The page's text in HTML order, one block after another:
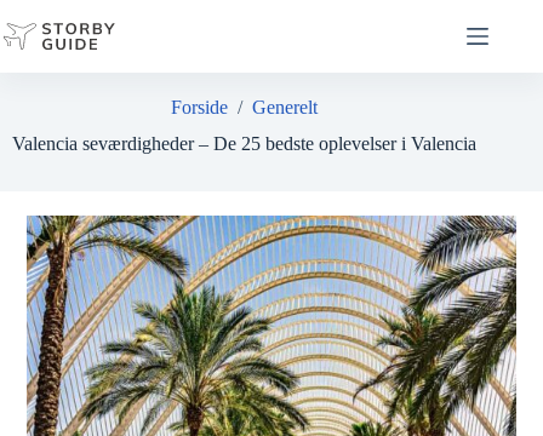
til
indhold
Forside /Generelt
Valencia seværdigheder – De 25 bedste oplevelser i Valencia